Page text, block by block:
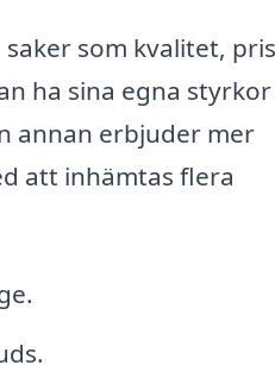
som kvalitet,
ha sina egna
annan erbjuder mer
att inhämtas flera